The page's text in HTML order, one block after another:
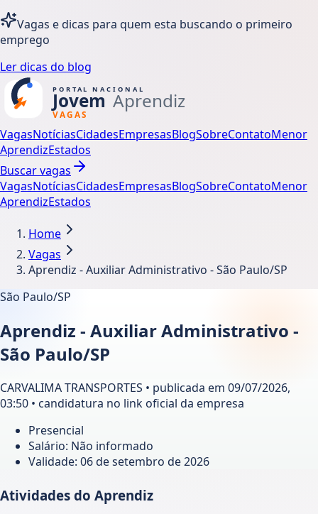
Vagas e dicas para quem esta buscando o primeiro
emprego
Ler dicas do blog
VagasNotíciasCidadesEmpresasBlogSobreContatoMenor
AprendizEstados
Buscar vagas
VagasNotíciasCidadesEmpresasBlogSobreContatoMenor
AprendizEstados
Home
Vagas
Aprendiz - Auxiliar Administrativo - São Paulo/SP
São Paulo/SP
Aprendiz - Auxiliar Administrativo -
São Paulo/SP
CARVALIMA TRANSPORTES • publicada em 09/07/2026,
03:50 • candidatura no link oficial da empresa
Presencial
Salário: Não informado
Validade: 06 de setembro de 2026
Atividades do Aprendiz